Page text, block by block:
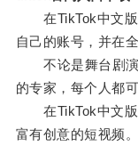
在TikTok中文版
自己的账号，并在
不论是舞台剧演
的专家，每个人都
在TikTok中文版
富有创意的短视频。